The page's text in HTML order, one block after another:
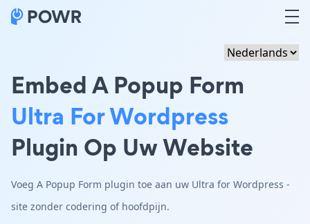
Embed A Popup Form
Ultra For Wordpress
Plugin Op Uw Website
Voeg A Popup Form plugin toe aan uw Ultra for Wordpress -
site zonder codering of hoofdpijn.